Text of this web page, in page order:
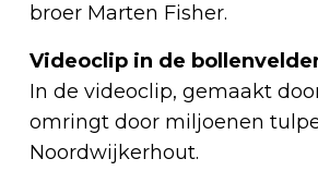
broer Marten Fisher.
Videoclip in de
In de videoclip, gemaakt
omringt door miljoenen
Noordwijkerhout.